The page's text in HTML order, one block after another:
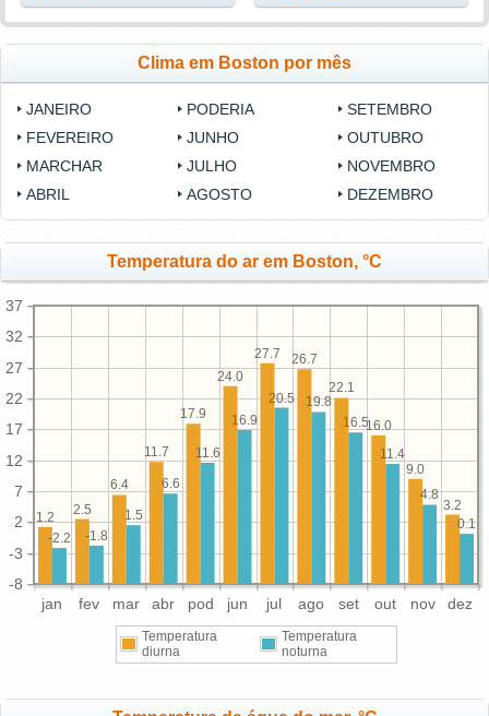
Clima em Boston por mês
JANEIRO
FEVEREIRO
MARCHAR
ABRIL
PODERIA
JUNHO
JULHO
AGOSTO
SETEMBRO
OUTUBRO
NOVEMBRO
DEZEMBRO
Temperatura do ar em Boston, °C
jan fev mar abr pod jun jul ago set out nov dez
-8
-3
2
7
12
17
22
27
32
37
3.2
9.0
16.0
22.1
26.7
27.7
24.0
17.9
11.7
6.4
2.5
1.2 0.1
4.8
11.4
16.5
19.8
20.5
16.9
11.6
6.6
1.5
-1.8
-2.2
Temperatura
diurna
Temperatura
noturna